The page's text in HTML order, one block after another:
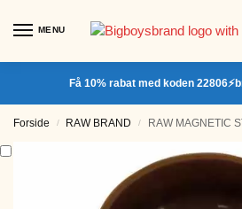
MENU
Få 10% rabat med koden
Forside / RAW BRAND / RAW MAGNETIC